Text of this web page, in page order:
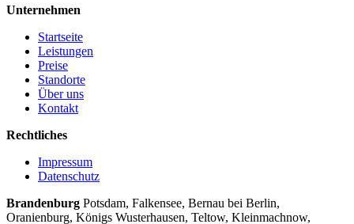
Unternehmen
Startseite
Leistungen
Preise
Standorte
Über uns
Kontakt
Rechtliches
Impressum
Datenschutz
Brandenburg Potsdam, Falkensee, Bernau bei Berlin,
Oranienburg, Königs Wusterhausen, Teltow, Kleinmachnow,